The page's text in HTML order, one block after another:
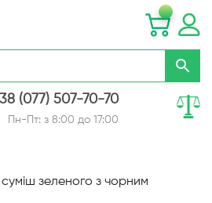
(077) 507-70-70
Пн-Пт: з 8:00 до 17:00
зеленого з чорним